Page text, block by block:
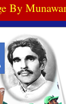
By